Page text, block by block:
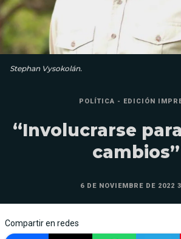
Stephan Vysokolán.
POLÍTICA - EDICIÓN
“Involucrarse
cambios”
6 DE NOVIEMBRE DE 2022
Compartir en redes